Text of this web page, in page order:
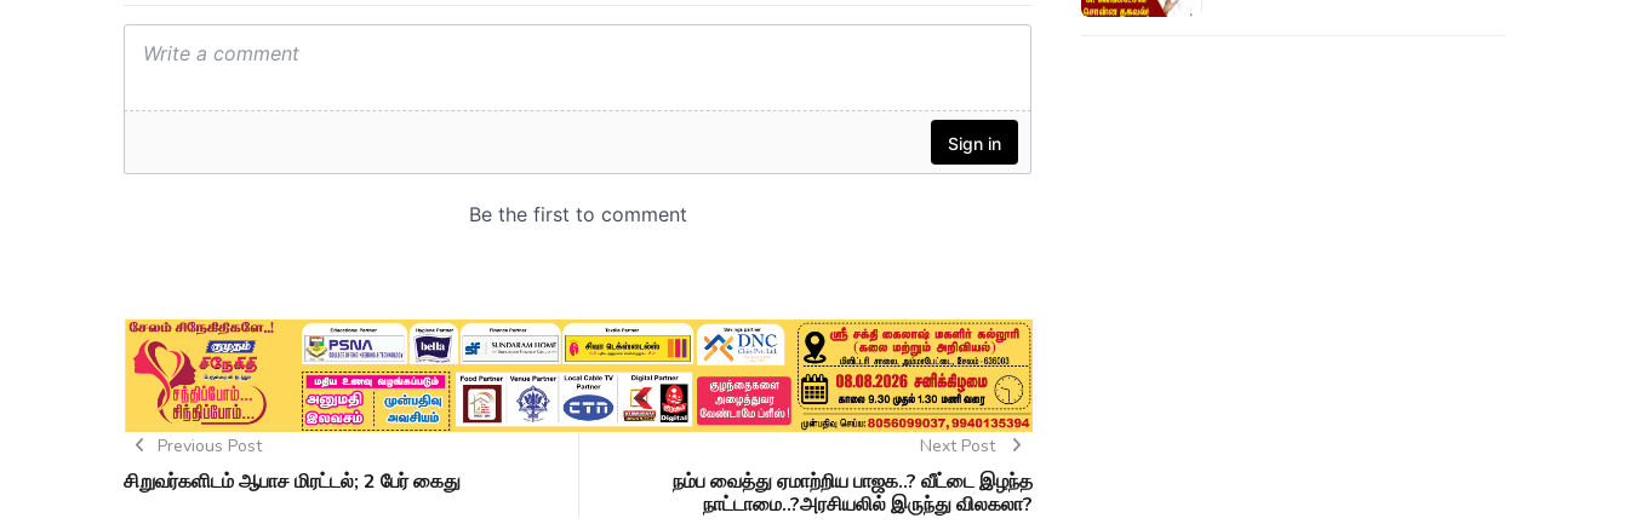
Previous Post
சிறுவர்களிடம் ஆபாச மிரட்டல்; 2 பேர் கைது
Next Post
நம்ப வைத்து ஏமாற்றிய பாஜக..? வீட்டை இழந்த
நாட்டாமை..?அரசியலில் இருந்து விலகலா?